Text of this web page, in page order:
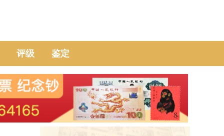
评级 鉴定